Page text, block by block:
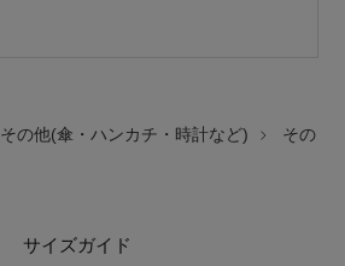
その他(傘・ハンカチ・時計など)
その
サイズガイド